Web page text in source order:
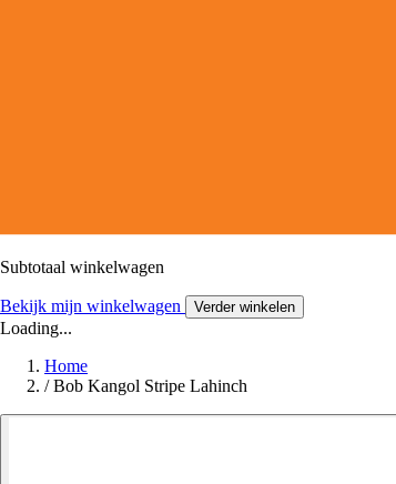
Subtotaal winkelwagen
Bekijk mijn winkelwagen Verder winkelen
Loading...
Home
/ Bob Kangol Stripe Lahinch